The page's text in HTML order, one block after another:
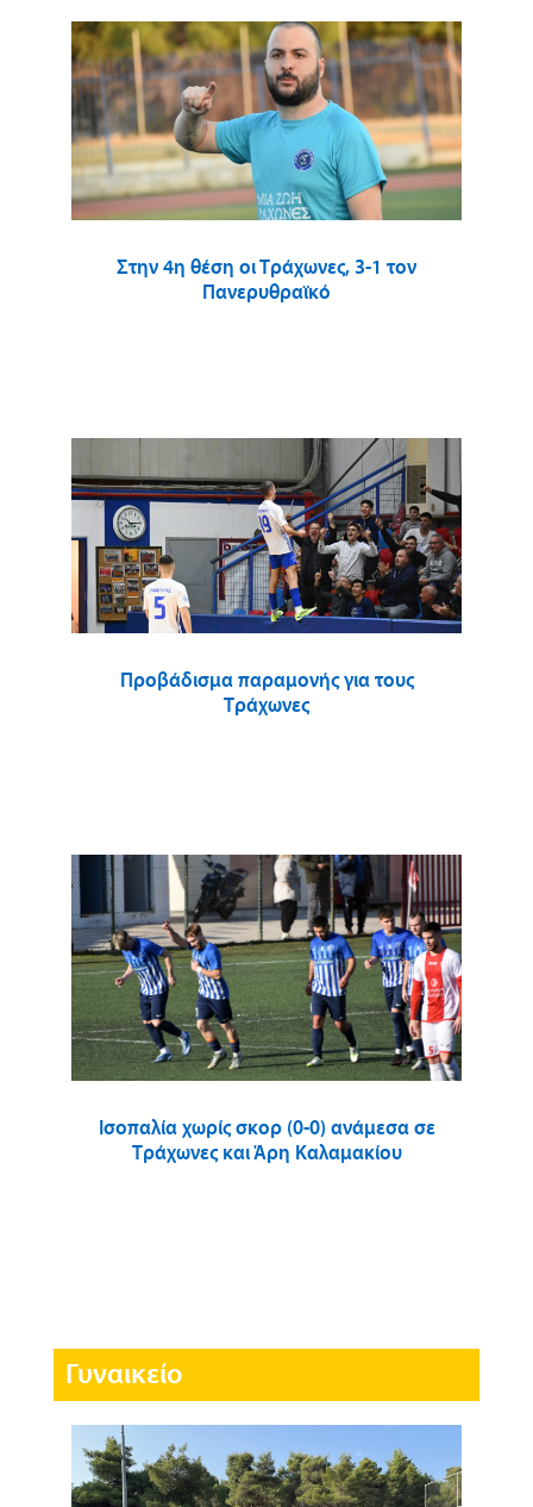
Στην 4η θέση οι Τράχωνες, 3-1 τον
Πανερυθραϊκό
Προβάδισμα παραμονής για τους
Τράχωνες
Ισοπαλία χωρίς σκορ (0-0) ανάμεσα σε
Τράχωνες και Άρη Καλαμακίου
Γυναικείο